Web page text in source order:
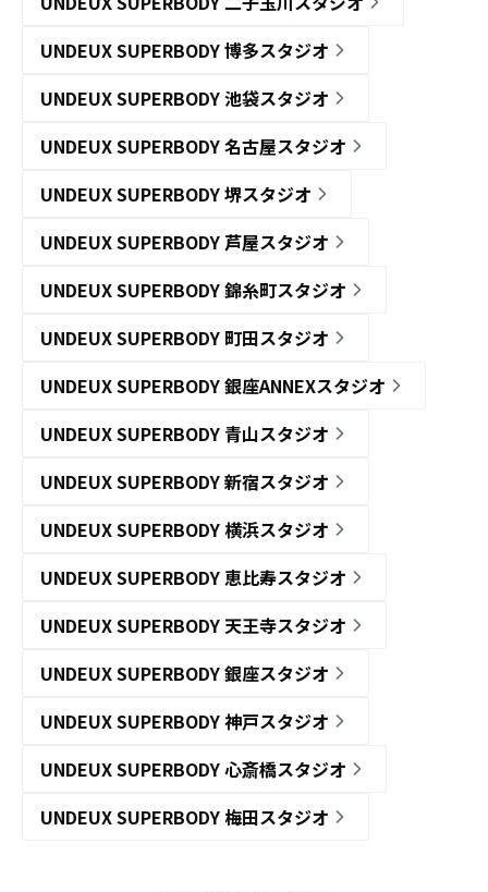
UNDEUX SUPERBODY 博多スタジオ
UNDEUX SUPERBODY 池袋スタジオ
UNDEUX SUPERBODY 名古屋スタジオ
UNDEUX SUPERBODY 堺スタジオ
UNDEUX SUPERBODY 芦屋スタジオ
UNDEUX SUPERBODY 錦糸町スタジオ
UNDEUX SUPERBODY 町田スタジオ
UNDEUX SUPERBODY 銀座ANNEXスタジオ
UNDEUX SUPERBODY 青山スタジオ
UNDEUX SUPERBODY 新宿スタジオ
UNDEUX SUPERBODY 横浜スタジオ
UNDEUX SUPERBODY 恵比寿スタジオ
UNDEUX SUPERBODY 天王寺スタジオ
UNDEUX SUPERBODY 銀座スタジオ
UNDEUX SUPERBODY 神戸スタジオ
UNDEUX SUPERBODY 心斎橋スタジオ
UNDEUX SUPERBODY 梅田スタジオ